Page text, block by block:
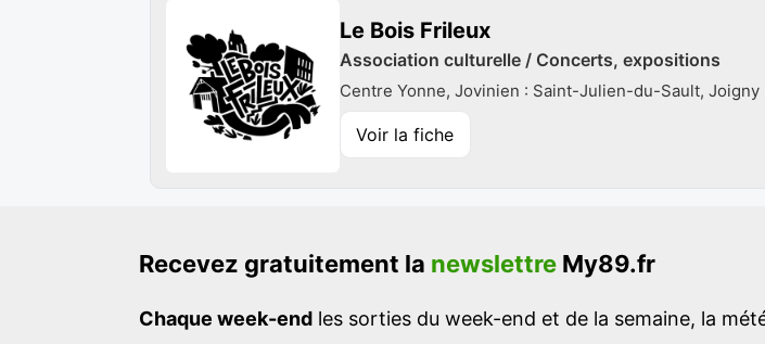
Le Bois Frileux
Association culturelle / Concerts, expositions
Centre Yonne, Jovinien : Saint-Julien-du-Sault, Joigny
Voir la fiche
Recevez gratuitement la newslettre My89.fr
Chaque week-end les sorties du week-end et de la semaine, la